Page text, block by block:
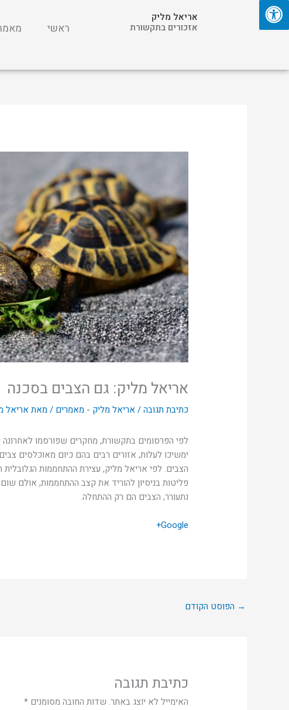
דילוג
לתוכן
אריאל מליק
אזכורים בתקשורת
ראשי
אריאל מליק: גם הצבים בסכנה
כתיבת תגובה/ אריאל מליק - מאמרים / מאת אריאל
לפי הפרסומים בתקשורת, מחקרים שפורסמו
ימשיכו לעלות, אזורים רבים בהם כיום מאוכלסים
הצבים. לפי אריאל מליק, עצירת ההתחממות
פליטות בניסיון להוריד את קצב ההתחממות, אולם
נתעורר, הצבים הם רק ההתחלה.
Google+
→ הפוסט הקודם
כתיבת תגובה
האימייל לא יוצג באתר. שדות החובה מסומנים*